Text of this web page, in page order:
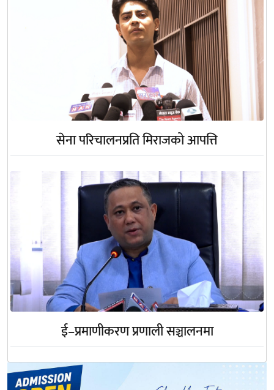
सेना परिचालनप्रति मिराजको आपत्ति
ई–प्रमाणीकरण प्रणाली सञ्चालनमा